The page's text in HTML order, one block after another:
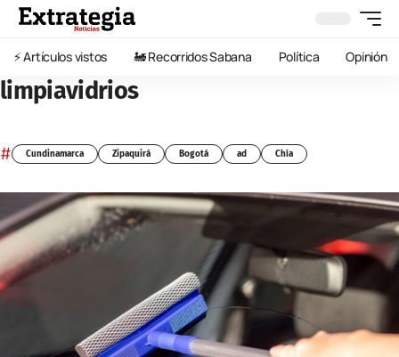
⚡️ Artículos vistos 🚂 Recorridos Sabana Política Opinión
limpiavidrios
# Cundinamarca Zipaquirá Bogotá ad Chía